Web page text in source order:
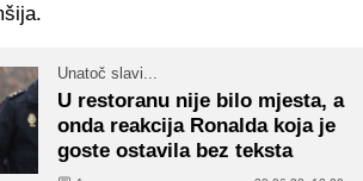
Unatoč slavi...
U restoranu nije bilo mjesta, a
onda reakcija Ronalda koja je
goste ostavila bez teksta